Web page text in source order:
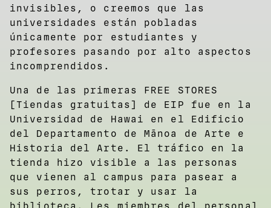
invisibles, o creemos que las
universidades están pobladas
únicamente por estudiantes y
profesores pasando por alto aspectos
incomprendidos.
Una de las primeras FREE STORES
[Tiendas gratuitas] de EIP fue en la
Universidad de Hawai en el Edificio
del Departamento de Mānoa de Arte e
Historia del Arte. El tráfico en la
tienda hizo visible a las personas
que vienen al campus para pasear a
sus perros, trotar y usar la